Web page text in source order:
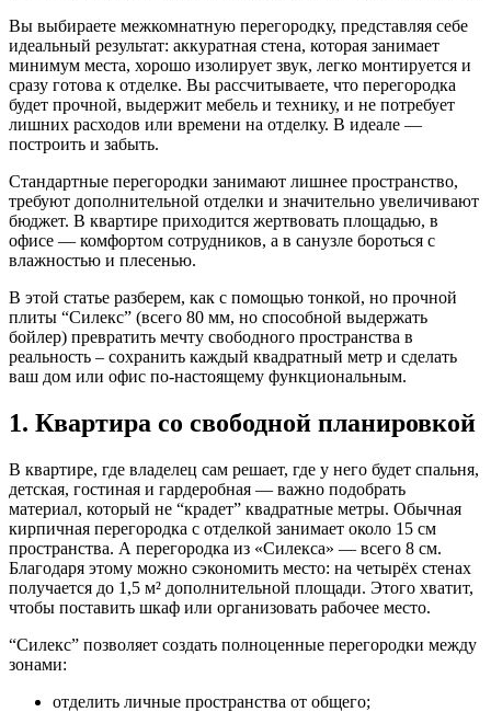
Вы выбираете межкомнатную перегородку, представляя себе
идеальный результат: аккуратная стена, которая занимает
минимум места, хорошо изолирует звук, легко монтируется и
сразу готова к отделке. Вы рассчитываете, что перегородка
будет прочной, выдержит мебель и технику, и не потребует
лишних расходов или времени на отделку. В идеале —
построить и забыть.
Стандартные перегородки занимают лишнее пространство,
требуют дополнительной отделки и значительно увеличивают
бюджет. В квартире приходится жертвовать площадью, в
офисе — комфортом сотрудников, а в санузле бороться с
влажностью и плесенью.
В этой статье разберем, как с помощью тонкой, но прочной
плиты “Силекс” (всего 80 мм, но способной выдержать
бойлер) превратить мечту свободного пространства в
реальность – сохранить каждый квадратный метр и сделать
ваш дом или офис по-настоящему функциональным.
1. Квартира со свободной планировкой
В квартире, где владелец сам решает, где у него будет спальня,
детская, гостиная и гардеробная — важно подобрать
материал, который не “крадет” квадратные метры. Обычная
кирпичная перегородка с отделкой занимает около 15 см
пространства. А перегородка из «Силекса» — всего 8 см.
Благодаря этому можно сэкономить место: на четырёх стенах
получается до 1,5 м² дополнительной площади. Этого хватит,
чтобы поставить шкаф или организовать рабочее место.
“Силекс” позволяет создать полноценные перегородки между
зонами:
отделить личные пространства от общего;